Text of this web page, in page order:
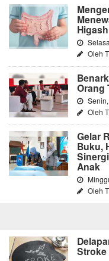
Oleh
Orang
Oleh
Gelar
Buku,
Anak
Oleh
Stroke